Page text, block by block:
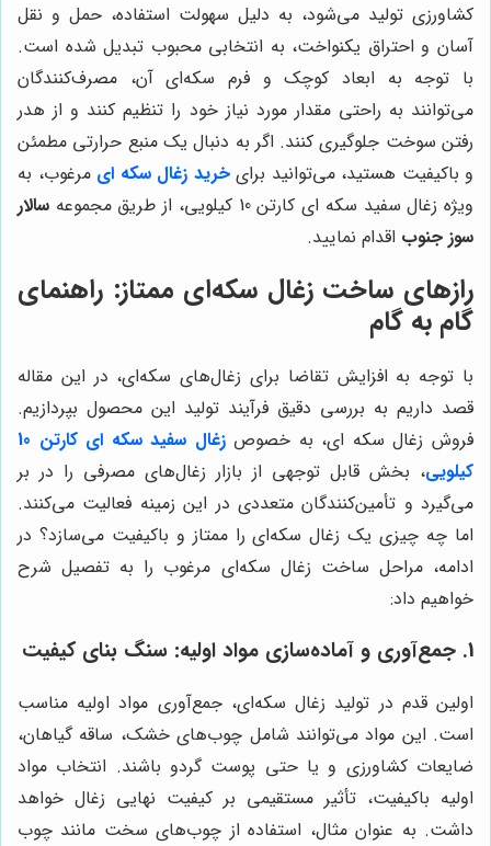
کشاورزی تولید می‌شود، به دلیل سهولت استفاده، حمل و نقل
آسان و احتراق یکنواخت، به انتخابی محبوب تبدیل شده است.
با توجه به ابعاد کوچک و فرم سکه‌ای آن، مصرف‌کنندگان
می‌توانند به راحتی مقدار مورد نیاز خود را تنظیم کنند و از هدر
رفتن سوخت جلوگیری کنند. اگر به دنبال یک منبع حرارتی مطمئن
و باکیفیت هستید، می‌توانید برایخرید زغال سکه ای مرغوب، به
ویژه زغال سفید سکه ای کارتن 10 کیلویی، از طریق مجموعه
سالار
سوز جنوب اقدام نمایید.
رازهای ساخت زغال سکه‌ای ممتاز: راهنمای
گام به گام
با توجه به افزایش تقاضا برای زغال‌های سکه‌ای، در این مقاله
قصد داریم به بررسی دقیق فرآیند تولید این محصول بپردازیم.
فروش زغال سکه ای، به خصوص
زغال سفید سکه ای کارتن 10
کیلویی، بخش قابل توجهی از بازار زغال‌های مصرفی را در بر
می‌گیرد و تأمین‌کنندگان متعددی در این زمینه فعالیت می‌کنند.
اما چه چیزی یک زغال سکه‌ای را ممتاز و باکیفیت می‌سازد؟ در
ادامه، مراحل ساخت زغال سکه‌ای مرغوب را به تفصیل شرح
خواهیم داد:
1. جمع‌آوری و آماده‌سازی مواد اولیه: سنگ بنای کیفیت
اولین قدم در تولید زغال سکه‌ای، جمع‌آوری مواد اولیه مناسب
است. این مواد می‌توانند شامل چوب‌های خشک، ساقه گیاهان،
ضایعات کشاورزی و یا حتی پوست گردو باشند. انتخاب مواد
اولیه باکیفیت، تأثیر مستقیمی بر کیفیت نهایی زغال خواهد
داشت. به عنوان مثال، استفاده از چوب‌های سخت مانند چوب